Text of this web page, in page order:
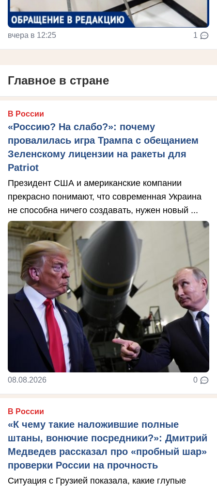
вчера в 12:25 1
Главное в стране
В России
«Россию? На слабо?»: почему
провалилась игра Трампа с обещанием
Зеленскому лицензии на ракеты для
Patriot
Президент США и американские компании
прекрасно понимают, что современная Украина
не способна ничего создавать, нужен новый ...
08.08.2026 0
В России
«К чему такие наложившие полные
штаны, вонючие посредники?»: Дмитрий
Медведев рассказал про «пробный шар»
проверки России на прочность
Ситуация с Грузией показала, какие глупые